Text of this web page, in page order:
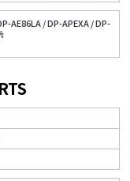
AE86LA /DP-APEXA /DP-